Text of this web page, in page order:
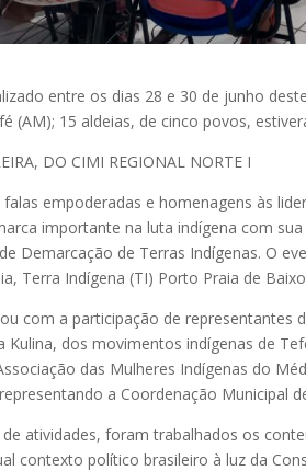
entre os dias 28 e 30 de junho
(AM); 15 aldeias, de cinco povos,
DO CIMI REGIONAL NORTE I
falas empoderadas e homenagens às
importante na luta indígena com
Demarcação de Terras Indígenas. O
Terra Indígena (TI) Porto Praia de
com a participação de representantes
Kulina, dos movimentos indígenas de
das Mulheres Indígenas do
a Coordenação Municipal
atividades, foram trabalhados os
contexto político brasileiro à luz da